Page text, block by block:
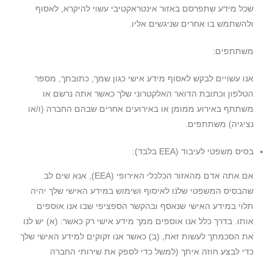
שכל מידע שתפרסם באזור אינטראקטיבי עשוי להיקרא, לאסוף
ולהשתמש בו אחרים שניגשים אליו.
משתתפים:
אנו עשויים לבקש לאסוף מידע אישי כגון שמך, כתובתך, מספר
הטלפון וכתובת הדואר האלקטרוני שלך כאשר אתה נרשם או
משתתף באירוע ממומן או באירועים אחרים שבהם החברה (ו/או
נציגיה) משתתפים.
בסיס משפטי לעיבוד (EEA בלבד):
אם אתה אדם מהאזור הכלכלי האירופי (EEA), אנא שים לב
שהבסיס המשפטי שלנו לאיסוף ושימוש במידע האישי שלך יהיה
תלוי במידע האישי שנאסף ובהקשר הספציפי שבו אנו אוספים
אותו. בדרך כלל אנו אוספים ממך מידע אישי רק כאשר: (א) יש לנו
את הסכמתך לעשות זאת, (ב) כאשר אנו זקוקים למידע האישי שלך
כדי לבצע חוזה איתך (למשל כדי לספק את שירותי החברה